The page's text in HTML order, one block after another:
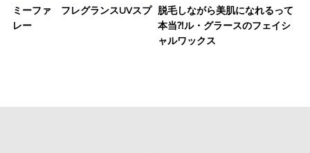
ミーファ フレグランスUVスプ
レー
脱毛しながら美肌になれるって
本当⁈ル・グラースのフェイシ
ャルワックス